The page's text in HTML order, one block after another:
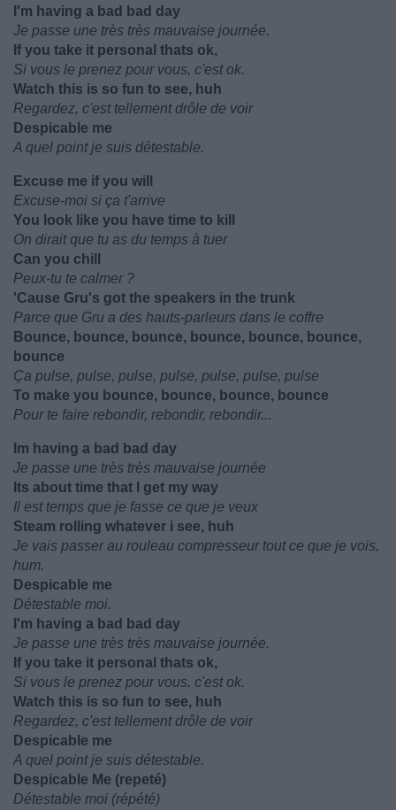
I'm having a bad bad day
Je passe une très très mauvaise journée.
If you take it personal thats ok,
Si vous le prenez pour vous, c'est ok.
Watch this is so fun to see, huh
Regardez, c'est tellement drôle de voir
Despicable me
A quel point je suis détestable.
Excuse me if you will
Excuse-moi si ça t'arrive
You look like you have time to kill
On dirait que tu as du temps à tuer
Can you chill
Peux-tu te calmer ?
'Cause Gru's got the speakers in the trunk
Parce que Gru a des hauts-parleurs dans le coffre
Bounce, bounce, bounce, bounce, bounce, bounce,
bounce
Ça pulse, pulse, pulse, pulse, pulse, pulse, pulse
To make you bounce, bounce, bounce, bounce
Pour te faire rebondir, rebondir, rebondir...
Im having a bad bad day
Je passe une très très mauvaise journée
Its about time that I get my way
Il est temps que je fasse ce que je veux
Steam rolling whatever i see, huh
Je vais passer au rouleau compresseur tout ce que je vois,
hum.
Despicable me
Détestable moi.
I'm having a bad bad day
Je passe une très très mauvaise journée.
If you take it personal thats ok,
Si vous le prenez pour vous, c'est ok.
Watch this is so fun to see, huh
Regardez, c'est tellement drôle de voir
Despicable me
A quel point je suis détestable.
Despicable Me (repeté)
Détestable moi (répété)